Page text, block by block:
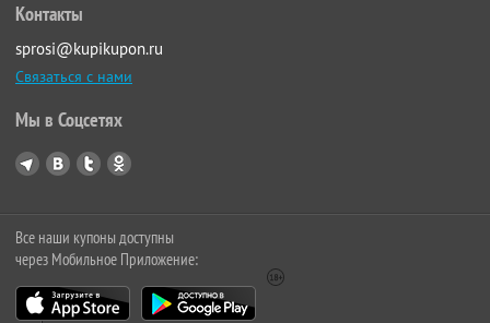
Контакты
sprosi@kupikupon.ru
Связаться с нами
Мы в Соцсетях
Все наши купоны доступны
через Мобильное Приложение: